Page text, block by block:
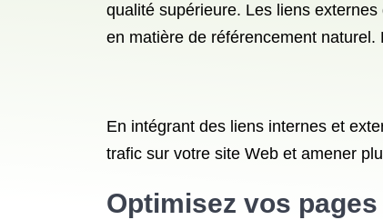
qualité supérieure. Les liens
en matière de référencement
En intégrant des liens internes et
trafic sur votre site Web et amener
Optimisez vos